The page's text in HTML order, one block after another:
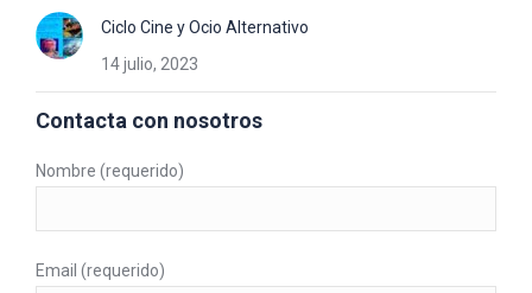
Ciclo Cine y Ocio Alternativo
14 julio, 2023
Contacta con nosotros
Nombre (requerido)
Email (requerido)